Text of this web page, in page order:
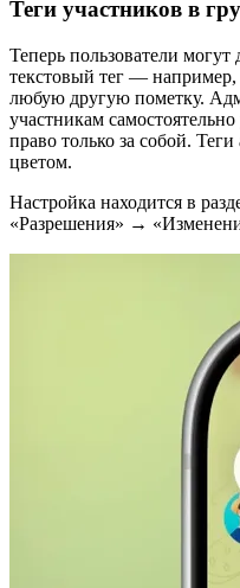
Теги участников в
Теперь пользователи
текстовый тег —
любую другую пометку.
участникам
право только за собой.
цветом.
Настройка находится в
«Разрешения» →